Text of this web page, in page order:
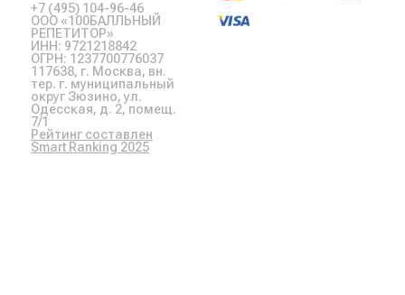
+7 (495) 104-96-46
ООО «100БАЛЛЬНЫЙ
РЕПЕТИТОР»
ИНН: 9721218842
ОГРН: 1237700776037
117638, г. Москва, вн.
тер. г. муниципальный
округ Зюзино, ул.
Одесская, д. 2, помещ.
7/1
Рейтинг составлен
Smart Ranking 2025